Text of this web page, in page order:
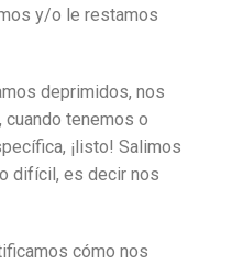
y/o le restamos
deprimidos, nos
cuando tenemos o
¡listo! Salimos
difícil, es decir nos
cómo nos